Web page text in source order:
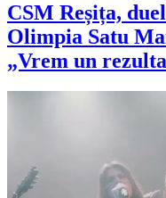
CSM Reșița,
Olimpia Satu
„Vrem un